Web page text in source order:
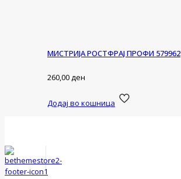
МИСТРИЈА РОСТФРАЈ ПРОФИ 579962
260,00ден
Додај во кошница